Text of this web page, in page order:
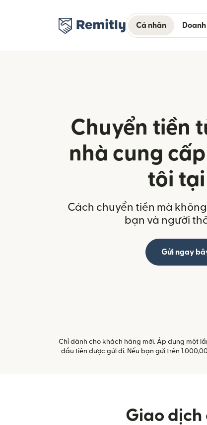
Cá nhân
Chuyển tiền
nhà cung
tôi tại
Cách chuyển tiền mà
bạn và người
Gửi ngay
Chỉ dành cho khách hàng mới. Áp dụng một
đầu tiên được gửi đi. Nếu bạn gửi trên
Giao dịch